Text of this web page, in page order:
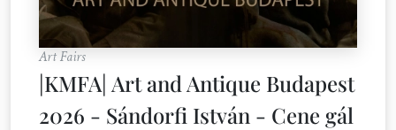
Art Fairs
|KMFA| Art and Antique Budapest
2026 - Sándorfi István - Cene gál